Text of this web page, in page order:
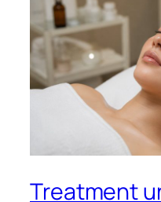
Treatment